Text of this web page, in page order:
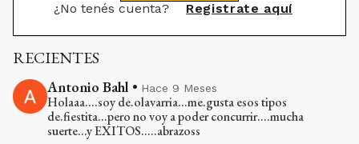
¿No tenés cuenta? Registrate aquí
RECIENTES
Antonio Bahl • Hace 9 Meses
Holaaa....soy de.olavarria...me.gusta esos tipos
de.fiestita...pero no voy a poder concurrir....mucha
suerte...y EXITOS.....abrazoss